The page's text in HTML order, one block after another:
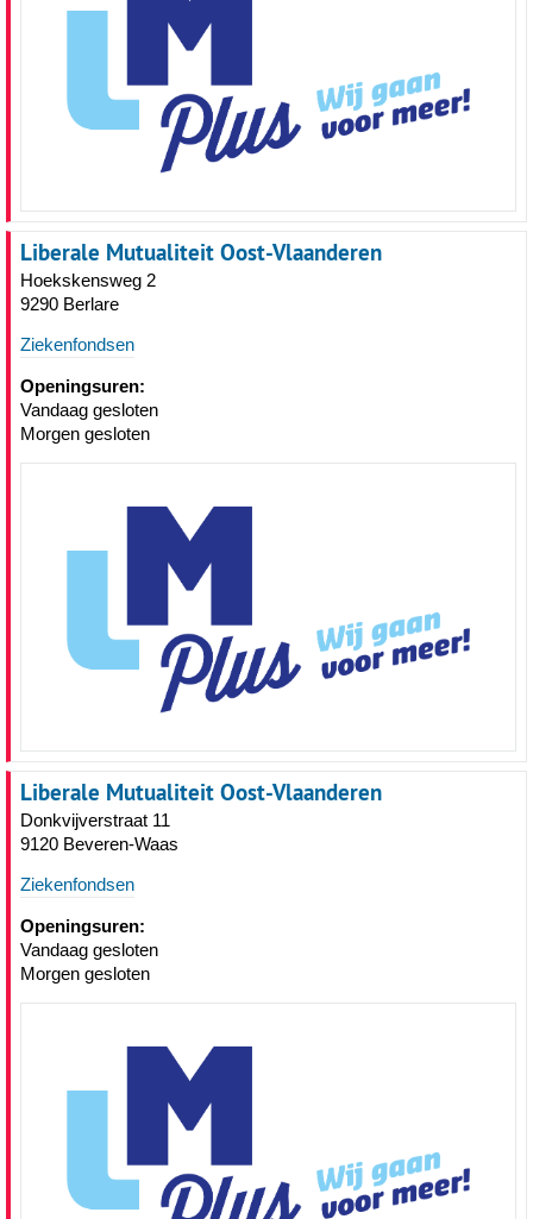
Liberale Mutualiteit Oost-Vlaanderen
Hoekskensweg 2
9290 Berlare
Ziekenfondsen
Openingsuren:
Vandaag gesloten
Morgen gesloten
Liberale Mutualiteit Oost-Vlaanderen
Donkvijverstraat 11
9120 Beveren-Waas
Ziekenfondsen
Openingsuren:
Vandaag gesloten
Morgen gesloten